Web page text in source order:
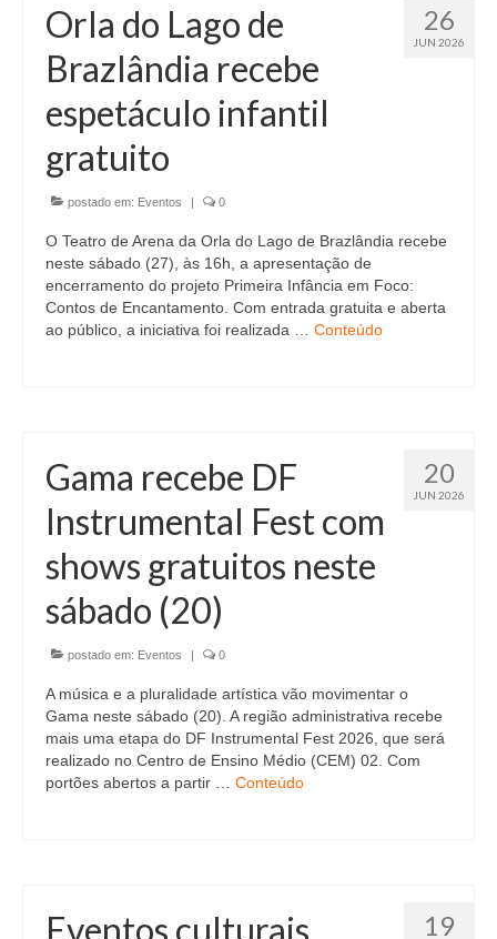
26
JUN 2026
Orla do Lago de
Brazlândia recebe
espetáculo infantil
gratuito
postado em: Eventos | 0
O Teatro de Arena da Orla do Lago de Brazlândia recebe
neste sábado (27), às 16h, a apresentação de
encerramento do projeto Primeira Infância em Foco:
Contos de Encantamento. Com entrada gratuita e aberta
ao público, a iniciativa foi realizada … Conteúdo
20
JUN 2026
Gama recebe DF
Instrumental Fest com
shows gratuitos neste
sábado (20)
postado em: Eventos | 0
A música e a pluralidade artística vão movimentar o
Gama neste sábado (20). A região administrativa recebe
mais uma etapa do DF Instrumental Fest 2026, que será
realizado no Centro de Ensino Médio (CEM) 02. Com
portões abertos a partir … Conteúdo
19
Eventos culturais